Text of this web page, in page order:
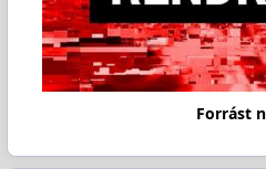
Forrást